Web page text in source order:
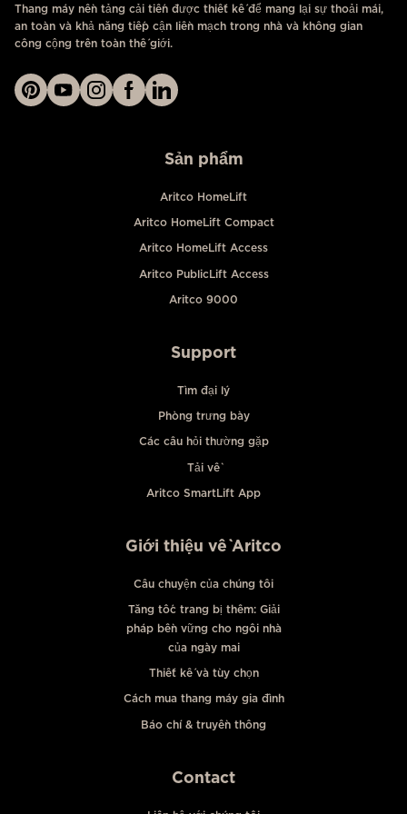
Thang máy nền tảng cải tiến được thiết kế để mang lại sự thoải mái,
an toàn và khả năng tiếp cận liền mạch trong nhà và không gian
công cộng trên toàn thế giới.
Sản phẩm
Aritco HomeLift
Aritco HomeLift Compact
Aritco HomeLift Access
Aritco PublicLift Access
Aritco 9000
Support
Tìm đại lý
Phòng trưng bày
Các câu hỏi thường gặp
Tải về
Aritco SmartLift App
Giới thiệu về Aritco
Câu chuyện của chúng tôi
Tăng tốc trang bị thêm: Giải
pháp bền vững cho ngôi nhà
của ngày mai
Thiết kế và tùy chọn
Cách mua thang máy gia đình
Báo chí & truyền thông
Contact